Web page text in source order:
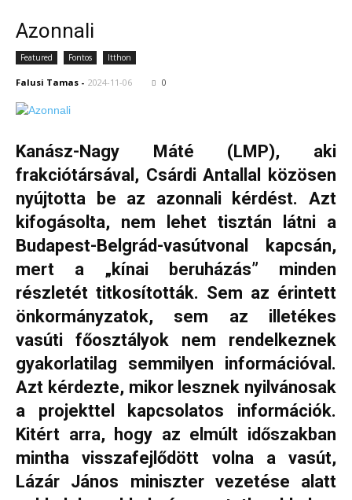
Azonnali
Featured Fontos Itthon
Falusi Tamas - 2024-11-06 0
Kanász-Nagy Máté (LMP), aki
frakciótársával, Csárdi Antallal közösen
nyújtotta be az azonnali kérdést. Azt
kifogásolta, nem lehet tisztán látni a
Budapest-Belgrád-vasútvonal kapcsán,
mert a „kínai beruházás” minden
részletét titkosították. Sem az érintett
önkormányzatok, sem az illetékes
vasúti főosztályok nem rendelkeznek
gyakorlatilag semmilyen információval.
Azt kérdezte, mikor lesznek nyilvánosak
a projekttel kapcsolatos információk.
Kitért arra, hogy az elmúlt időszakban
mintha visszafejlődött volna a vasút,
Lázár János miniszter vezetése alatt